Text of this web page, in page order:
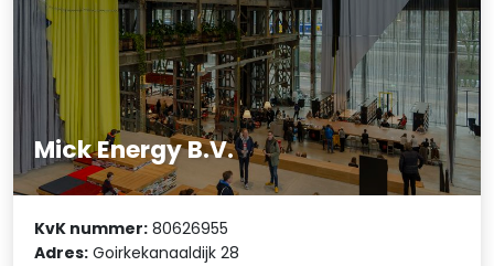
Mick Energy B.V.
KvK nummer: 80626955
Adres: Goirkekanaaldijk 28